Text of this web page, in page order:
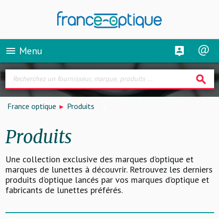
menu Menu
search
France optique Produits
Produits
Une collection exclusive des marques d’optique et
marques de lunettes à découvrir. Retrouvez les derniers
produits d’optique lancés par vos marques d’optique et
fabricants de lunettes préférés.